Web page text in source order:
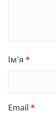
Ім'я *
Email*